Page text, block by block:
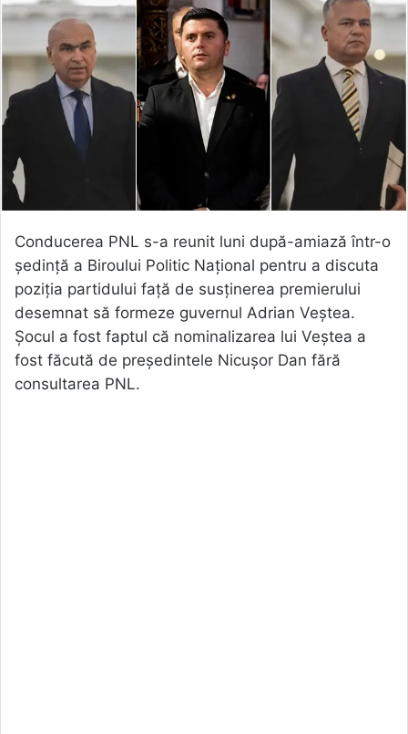
Conducerea PNL s-a reunit luni după-amiază într-o
ședință a Biroului Politic Național pentru a discuta
poziția partidului față de susținerea premierului
desemnat să formeze guvernul Adrian Veștea.
Șocul a fost faptul că nominalizarea lui Veștea a
fost făcută de președintele Nicușor Dan fără
consultarea PNL.